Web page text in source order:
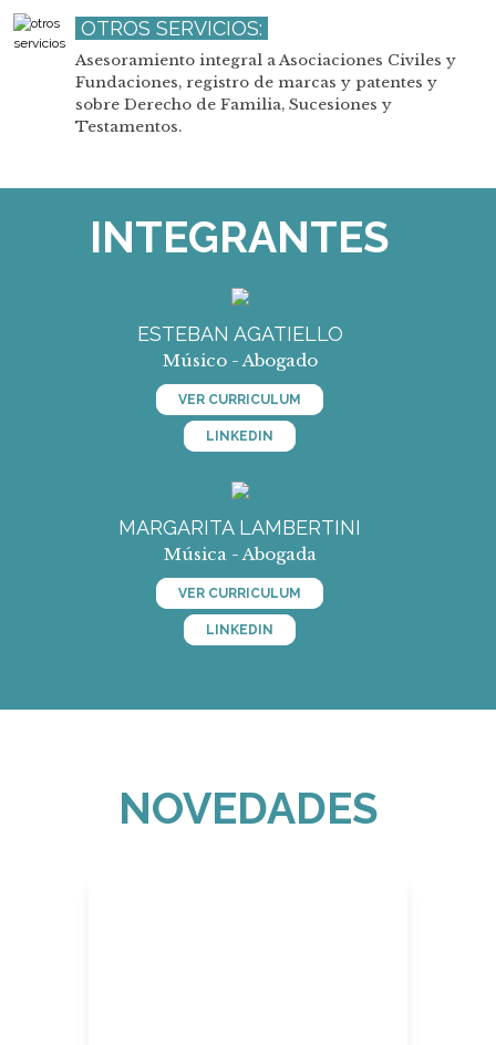
OTROS SERVICIOS:
Asesoramiento integral a Asociaciones Civiles y
Fundaciones, registro de marcas y patentes y
sobre Derecho de Familia, Sucesiones y
Testamentos.
INTEGRANTES
ESTEBAN AGATIELLO
Músico - Abogado
VER CURRICULUM
LINKEDIN
MARGARITA LAMBERTINI
Música - Abogada
VER CURRICULUM
LINKEDIN
NOVEDADES